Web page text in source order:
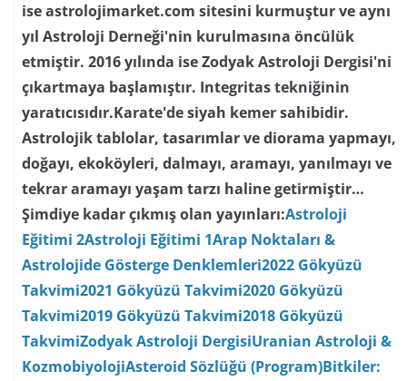
ise astrolojimarket.com sitesini kurmuştur ve aynı
yıl Astroloji Derneği'nin kurulmasına öncülük
etmiştir. 2016 yılında ise Zodyak Astroloji Dergisi'ni
çıkartmaya başlamıştır. Integritas tekniğinin
yaratıcısıdır.Karate'de siyah kemer sahibidir.
Astrolojik tablolar, tasarımlar ve diorama yapmayı,
doğayı, ekoköyleri, dalmayı, aramayı, yanılmayı ve
tekrar aramayı yaşam tarzı haline getirmiştir…
Şimdiye kadar çıkmış olan yayınları:Astroloji
Eğitimi 2Astroloji Eğitimi 1Arap Noktaları &
Astrolojide Gösterge Denklemleri2022 Gökyüzü
Takvimi2021 Gökyüzü Takvimi2020 Gökyüzü
Takvimi2019 Gökyüzü Takvimi2018 Gökyüzü
TakvimiZodyak Astroloji DergisiUranian Astroloji &
KozmobiyolojiAsteroid Sözlüğü (Program)Bitkiler: